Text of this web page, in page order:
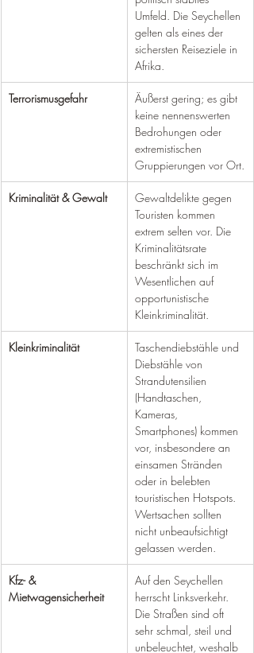
Umfeld. Die Seychellen
gelten als eines der
sichersten Reiseziele in
Afrika.
Terrorismusgefahr
Äußerst gering; es gibt
keine nennenswerten
Bedrohungen oder
extremistischen
Gruppierungen vor Ort.
Kriminalität & Gewalt
Gewaltdelikte gegen
Touristen kommen
extrem selten vor. Die
Kriminalitätsrate
beschränkt sich im
Wesentlichen auf
opportunistische
Kleinkriminalität.
Kleinkriminalität
Taschendiebstähle und
Diebstähle von
Strandutensilien
(Handtaschen,
Kameras,
Smartphones) kommen
vor, insbesondere an
einsamen Stränden
oder in belebten
touristischen Hotspots.
Wertsachen sollten
nicht unbeaufsichtigt
gelassen werden.
Kfz- &
Mietwagensicherheit
Auf den Seychellen
herrscht Linksverkehr.
Die Straßen sind oft
sehr schmal, steil und
unbeleuchtet, weshalb